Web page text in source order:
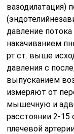
вазодилатация)
давление
накачиванием
рт.ст. выше
давления с
выпусканием
измеряют от
мышечную и
расстоянии 2-
плечевой